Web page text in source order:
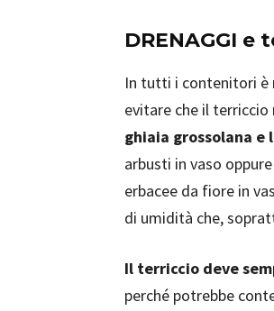
DRENAGGI e
In tutti i contenitori è
evitare che il terriccio
ghiaia grossolana e
arbusti in vaso
erbacee da fiore in
di umidità che,
Il terriccio deve
perché potrebbe